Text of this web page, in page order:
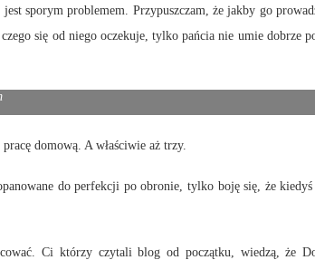
sporym problemem. Przypuszczam, że jakby go
się od niego oczekuje, tylko pańcia nie umie dobrze
domową. A właściwie aż trzy.
do perfekcji po obronie, tylko boję się, że
Ci którzy czytali blog od początku, wiedzą, że